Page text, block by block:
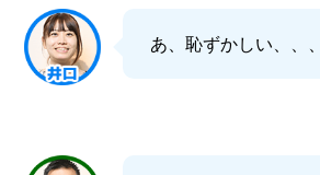
あ、恥ずかしい、、、